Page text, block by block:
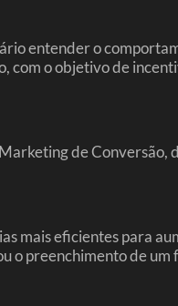
entender o
com o objetivo de
de
mais eficientes para
o preenchimento de